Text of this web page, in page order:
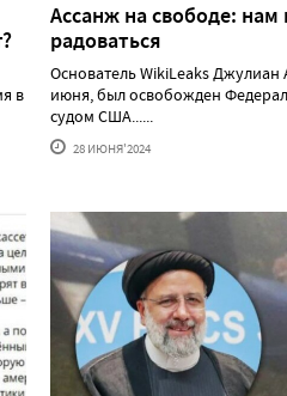
в
Ассанж на свободе: нам
радоваться
Основатель WikiLeaks Джулиан
июня, был освобожден
судом США......
28 ИЮНЯ'2024